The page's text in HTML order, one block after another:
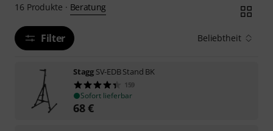
16 Produkte · Beratung
Filter Beliebtheit
Stagg SV-EDB Stand BK
159
Sofort lieferbar
68€